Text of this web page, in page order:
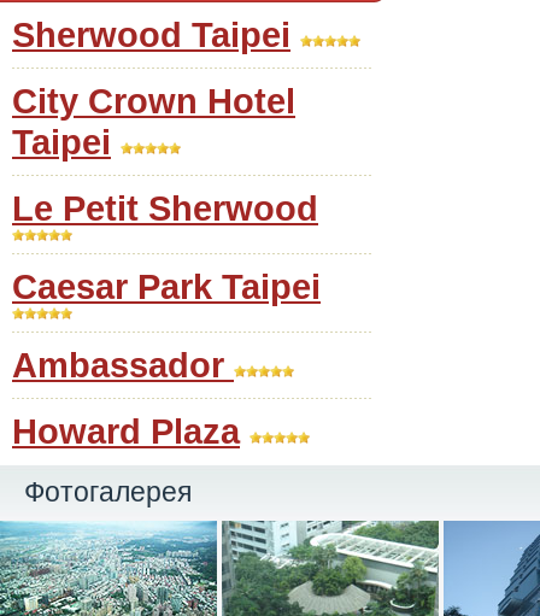
Sherwood Taipei
City Crown Hotel
Taipei
Le Petit Sherwood
Caesar Park Taipei
Ambassador
Howard Plaza
Фотогалерея